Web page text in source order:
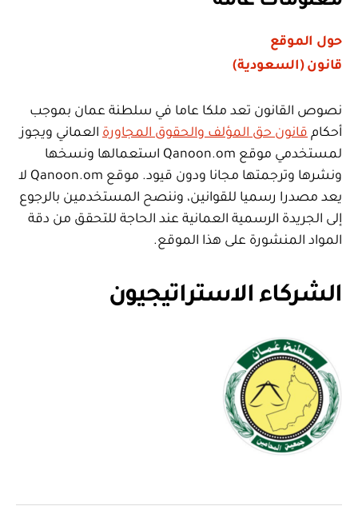
حول الموقع
قانون (السعودية)
نصوص القانون تعد ملكا عاما في سلطنة عمان بموجب
أحكام قانون حق المؤلف والحقوق المجاورة العماني ويجوز
لمستخدمي موقع Qanoon.om استعمالها ونسخها
ونشرها وترجمتها مجانا ودون قيود. موقع Qanoon.om لا
يعد مصدرا رسميا للقوانين، وننصح المستخدمين بالرجوع
إلى الجريدة الرسمية العمانية عند الحاجة للتحقق من دقة
المواد المنشورة على هذا الموقع.
الشركاء الاستراتيجيون